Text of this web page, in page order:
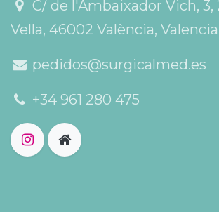
C/ de l'Ambaixador Vich, 3,
Vella, 46002 València,
pedidos@surgicalmed.es
+34 961 280 475